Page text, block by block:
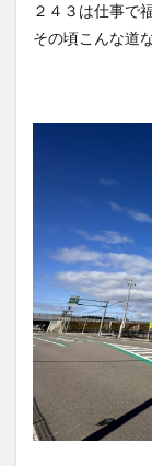
２４３は仕事で
その頃こんな道